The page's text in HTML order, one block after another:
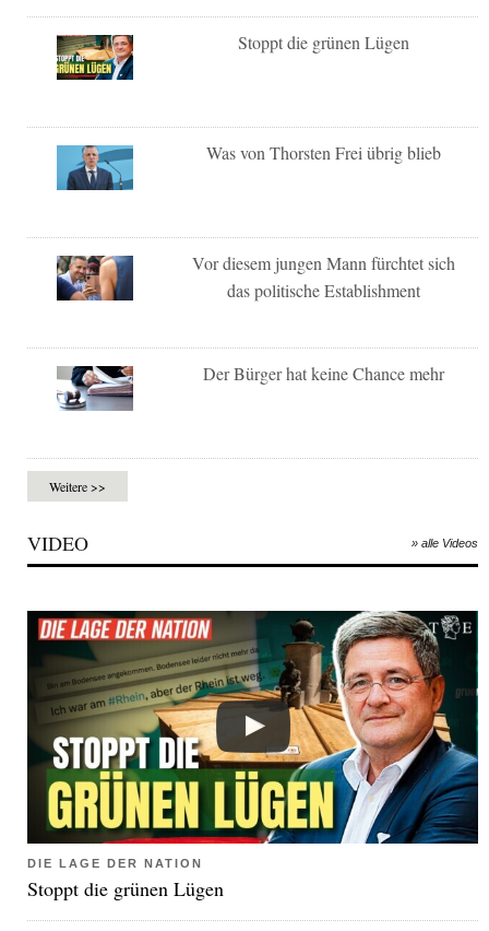
Stoppt die grünen Lügen
Was von Thorsten Frei übrig blieb
Vor diesem jungen Mann fürchtet sich
das politische Establishment
Der Bürger hat keine Chance mehr
Weitere >>
VIDEO » alle Videos
DIE LAGE DER NATION
Stoppt die grünen Lügen